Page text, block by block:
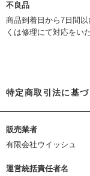
不良品
商品到着日から7日間
くは修理にて対応をい
特定商取引法に基
販売業者
有限会社ウイッシュ
運営統括責任者名